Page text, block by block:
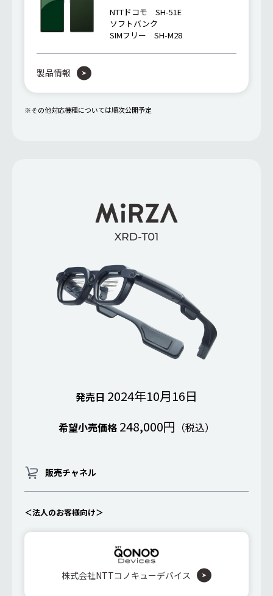
NTTドコモ SH-51E
ソフトバンク
SIMフリー SH-M28
製品情報
※その他対応機種については順次公開予定
発売日 2024年10月16日
希望小売価格 248,000円 （税込）
販売チャネル
＜法人のお客様向け＞
株式会社NTTコノキューデバイス